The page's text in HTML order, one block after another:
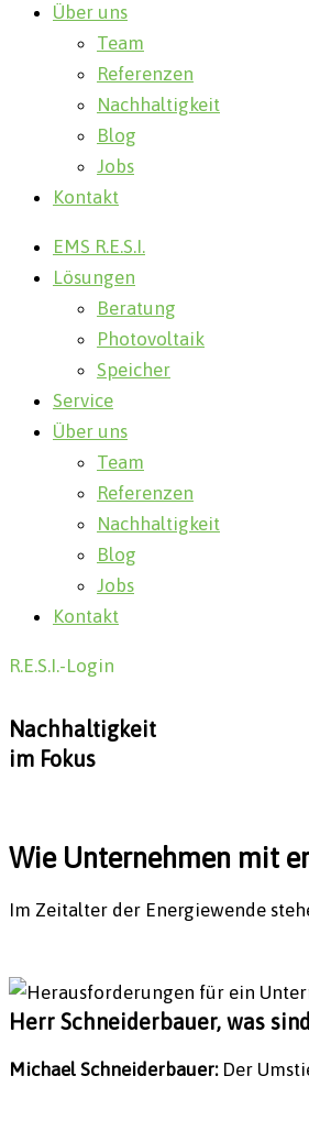
Über uns
Team
Referenzen
Nachhaltigkeit
Blog
Jobs
Kontakt
EMS R.E.S.I.
Lösungen
Beratung
Photovoltaik
Speicher
Service
Über uns
Team
Referenzen
Nachhaltigkeit
Blog
Jobs
Kontakt
R.E.S.I.-Login
Nachhaltigkeit
im Fokus
Wie Unternehmen mit
Im Zeitalter der Energiewende
Herr Schneiderbauer, was
Michael Schneiderbauer:Der